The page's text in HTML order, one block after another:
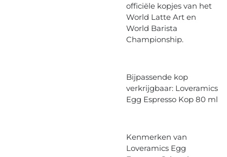
officiële kopjes van het
World Latte Art en
World Barista
Championship.
Bijpassende kop
verkrijgbaar: Loveramics
Egg Espresso Kop 80 ml
Kenmerken van
Loveramics Egg